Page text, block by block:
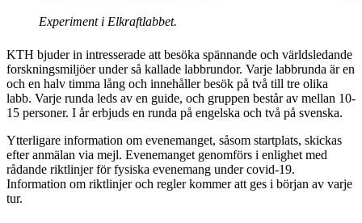
Experiment i Elkraftlabbet.
KTH bjuder in intresserade att besöka spännande och världsledande
forskningsmiljöer under så kallade labbrundor. Varje labbrunda är en
och en halv timma lång och innehåller besök på två till tre olika
labb. Varje runda leds av en guide, och gruppen består av mellan 10-
15 personer. I år erbjuds en runda på engelska och två på svenska.
Ytterligare information om evenemanget, såsom startplats, skickas
efter anmälan via mejl. Evenemanget genomförs i enlighet med
rådande riktlinjer för fysiska evenemang under covid-19.
Information om riktlinjer och regler kommer att ges i början av varje
tur.